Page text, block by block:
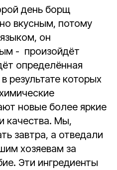
день борщ
вкусным, потому
он
- произойдёт
определённая
результате которых
новые более яркие
качества. Мы,
завтра, а отведали
хозяевам за
Эти ингредиенты